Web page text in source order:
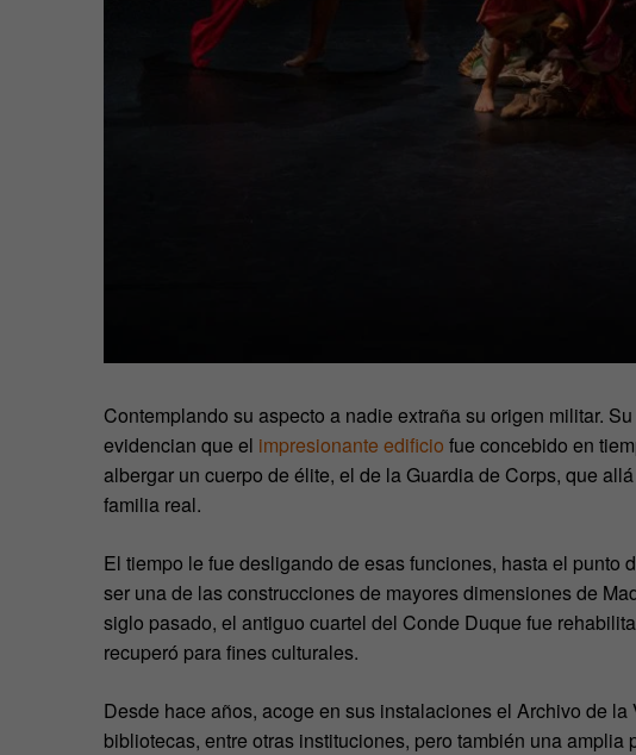
Contemplando su aspecto a nadie extraña su origen militar.
evidencian que el impresionante edificio fue concebido en
albergar un cuerpo de élite, el de la Guardia de Corps, que
familia real.
El tiempo le fue desligando de esas funciones, hasta el punto
ser una de las construcciones de mayores dimensiones de
siglo pasado, el antiguo cuartel del Conde Duque fue
recuperó para fines culturales.
Desde hace años, acoge en sus instalaciones el Archivo de
bibliotecas, entre otras instituciones, pero también una